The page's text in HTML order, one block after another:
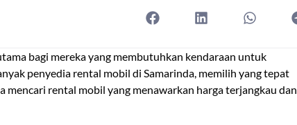
bagi mereka yang membutuhkan kendaraan untuk
penyedia rental mobil di Samarinda, memilih yang tepat
mencari rental mobil yang menawarkan harga terjangkau dan